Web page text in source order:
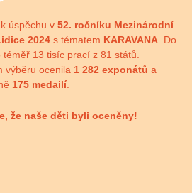
úspěchu v 52. ročníku Mezinárodní
2024 s tématem KARAVANA. Do
13 tisíc prací z 81 států.
výběru ocenila 1 282 exponátů a
175 medailí.
že naše děti byli oceněny!